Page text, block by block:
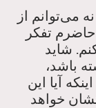
می‌توانم از
تفکر
شاید
باشد،
آیا این
خواهد